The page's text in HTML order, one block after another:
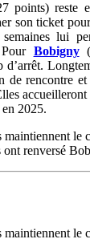
points) reste
son ticket
lui
Bobigny
d’arrêt.
de rencontre
2025.
ont renversé